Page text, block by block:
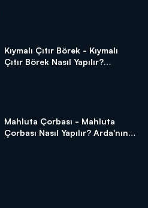
Kıymalı Çıtır Börek - Kıymalı
Çıtır Börek Nasıl Yapılır?
Mahluta Çorbası - Mahluta
Çorbası Nasıl Yapılır? Arda'nın